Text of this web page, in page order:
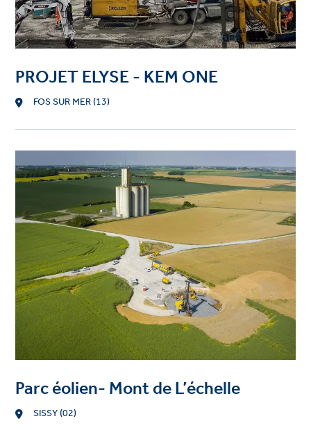
PROJET ELYSE - KEM ONE
Location
FOS SUR MER (13)
Project
image
Parc éolien- Mont de L’échelle
Location
SISSY (02)